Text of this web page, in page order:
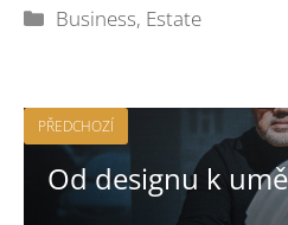
Rubriky
Business, Estate
PŘEDCHOZÍ
Od designu k